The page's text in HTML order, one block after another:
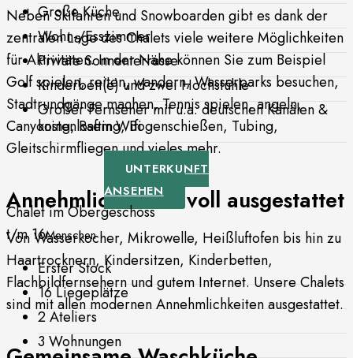
Neben Skifahren und Snowboarden gibt es dank der
zentralen Lage des Chalets viele weitere Möglichkeiten
für Aktivitäten. In der Nähe können Sie zum Beispiel
Golf spielen, reiten, wandern, Wasserparks besuchen,
Stadtrundgänge machen, Tennis spielen, angeln,
Canyoning, Rafting, Bogenschießen, Tubing,
Gleitschirmfliegen und vieles mehr.
Annehmlichkeiten voll ausgestattet
Von Wasserkocher, Mikrowelle, Heißluftofen bis hin zu
Haartrocknern, Kindersitzen, Kinderbetten,
Flachbildfernsehern und gutem Internet. Unsere Chalets
sind mit allen modernen Annehmlichkeiten ausgestattet.
Große Küche
Wohn-/Esszimmer
Private Sonnenterrasse
Kinderbett(e) und zwei Hochstühle
Großer Fernseher mit u.a. deutschen Kanälen &
kostenlosem Wifi
UNTERKUNFT
ANSEHEN
Chalet im Obergeschoss
t/m 16Menschen
Erster Stock
16 Liegeplätze
2 Ateliers
3 Wohnungen